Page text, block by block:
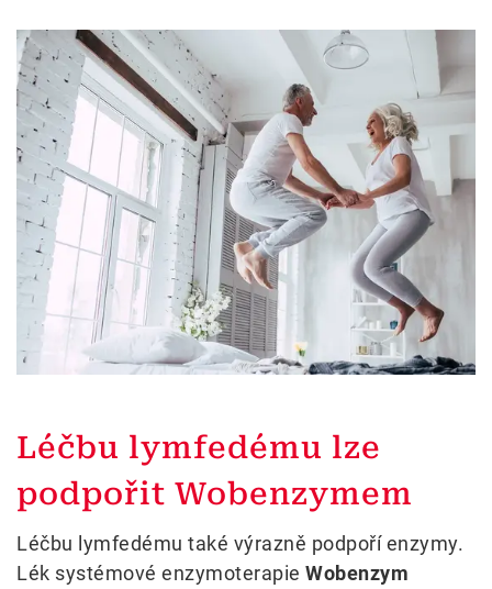
Léčbu lymfedému lze
podpořit Wobenzymem
Léčbu lymfedému také výrazně podpoří enzymy.
Lék systémové enzymoterapie Wobenzym